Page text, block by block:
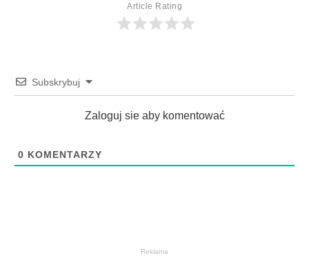
Article Rating
Subskrybuj
Zaloguj sie aby komentować
0 KOMENTARZY
Reklama